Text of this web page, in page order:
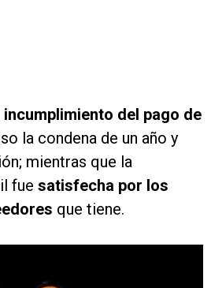
incumplimiento del pago de
la condena de un año y
mientras que la
fue satisfecha por los
que tiene.